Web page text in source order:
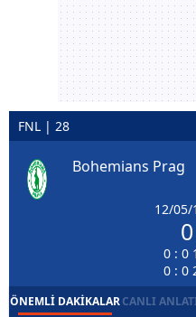
FNL | 28
Bohemians Prag
12/05/
0 : 0
0 : 0
ÖNEMLI DAKIKALARCANLI